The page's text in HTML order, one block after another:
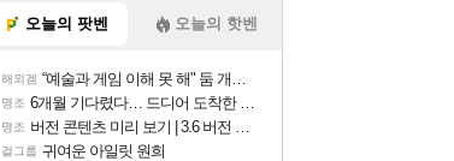
오늘의 팟벤 오늘의 핫벤
해외겜 “예술과 게임 이해 못 해" 둠 개발자, Xbox 비판
명조 6개월 기다렸다… 드디어 도착한 치사 메신저백! 실물 후기
명조 버전 콘텐츠 미리 보기 | 3.6 버전 「신기루 속 등불 그림자, 속세에 깃든 검의 결심」이 8월 20일에 업데이트됩니다!
걸그룹 귀여운 아일릿 원희